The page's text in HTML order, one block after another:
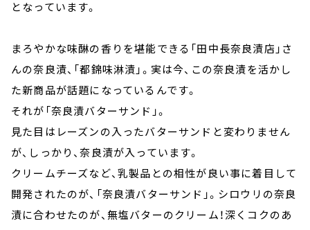
となっています。
まろやかな味醂の香りを堪能できる「田中長奈良漬店」さ
んの奈良漬、「都錦味淋漬」。実は今、この奈良漬を活かし
た新商品が話題になっているんです。
それが「奈良漬バターサンド」。
見た目はレーズンの入ったバターサンドと変わりません
が、しっかり、奈良漬が入っています。
クリームチーズなど、乳製品との相性が良い事に着目して
開発されたのが、「奈良漬バターサンド」。シロウリの奈良
漬に合わせたのが、無塩バターのクリーム！深くコクのあ